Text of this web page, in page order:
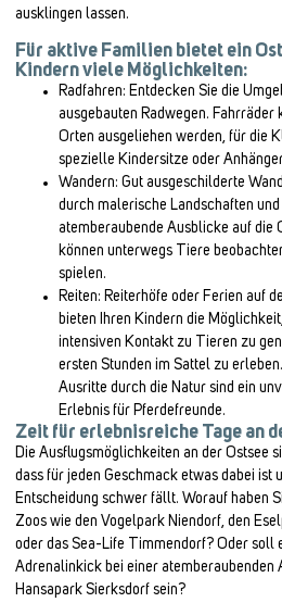
ausklingen lassen.
Für aktive Familien bietet ein
Kindern viele Möglichkeiten:
Radfahren: Entdecken Sie die
ausgebauten Radwegen. Fahrräder
Orten ausgeliehen werden, für die
spezielle Kindersitze oder
Wandern: Gut ausgeschilderte
durch malerische Landschaften und
atemberaubende Ausblicke auf die
können unterwegs Tiere
spielen.
Reiten: Reiterhöfe oder Ferien auf
bieten Ihren Kindern die
intensiven Kontakt zu Tieren zu
ersten Stunden im Sattel zu
Ausritte durch die Natur sind ein
Erlebnis für Pferdefreunde.
Zeit für erlebnisreiche Tage an
Die Ausflugsmöglichkeiten an der Ostsee
dass für jeden Geschmack etwas dabei ist
Entscheidung schwer fällt. Worauf haben
Zoos wie den Vogelpark Niendorf, den
oder das Sea-Life Timmendorf? Oder soll
Adrenalinkick bei einer atemberaubenden
Hansapark Sierksdorf sein?